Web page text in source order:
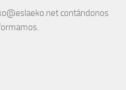
contándonos